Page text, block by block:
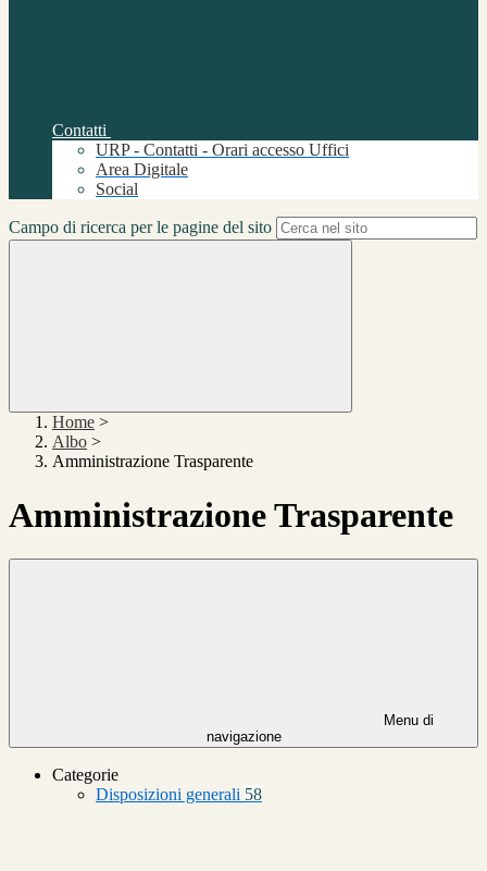
Contatti
URP - Contatti - Orari accesso Uffici
Area Digitale
Social
Campo di ricerca per le pagine del sito
Home >
Albo >
Amministrazione Trasparente
Amministrazione Trasparente
Menu di
navigazione
Categorie
Disposizioni generali 58